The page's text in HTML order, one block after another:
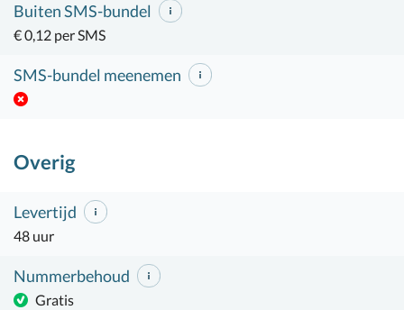
Buiten SMS-bundel
€ 0,12 per SMS
SMS-bundel meenemen
Overig
Levertijd
48 uur
Nummerbehoud
Gratis